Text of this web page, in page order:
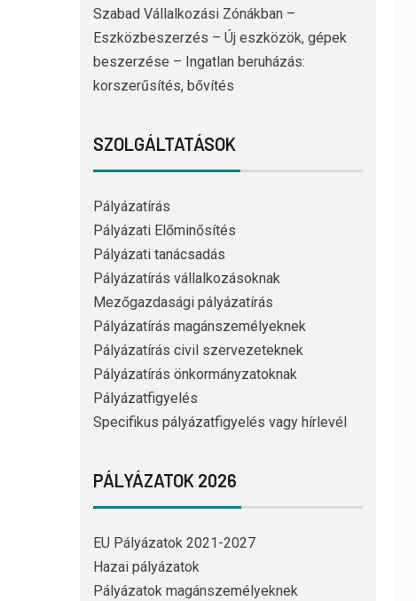
Szabad Vállalkozási Zónákban –
Eszközbeszerzés – Új eszközök, gépek
beszerzése – Ingatlan beruházás:
korszerűsítés, bővítés
SZOLGÁLTATÁSOK
Pályázatírás
Pályázati Előminősítés
Pályázati tanácsadás
Pályázatírás vállalkozásoknak
Mezőgazdasági pályázatírás
Pályázatírás magánszemélyeknek
Pályázatírás civil szervezeteknek
Pályázatírás önkormányzatoknak
Pályázatfigyelés
Specifikus pályázatfigyelés vagy hírlevél
PÁLYÁZATOK 2026
EU Pályázatok 2021-2027
Hazai pályázatok
Pályázatok magánszemélyeknek